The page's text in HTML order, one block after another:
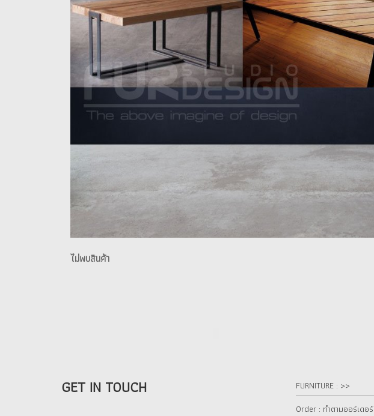
ไม่พบสินค้า
GET IN TOUCH
FURNITURE : >>
Order : ทำตามออร์เดอร์